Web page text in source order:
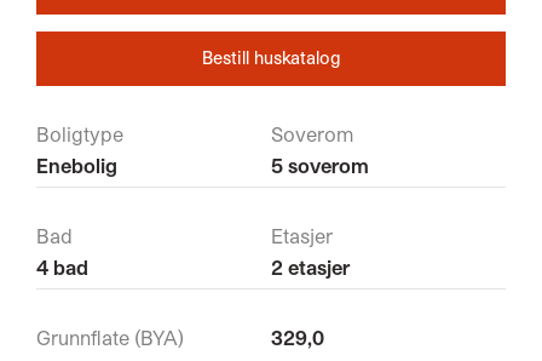
Bestill huskatalog
Boligtype
Enebolig
Soverom
5 soverom
Bad
4 bad
Etasjer
2 etasjer
Grunnflate (BYA) 329,0